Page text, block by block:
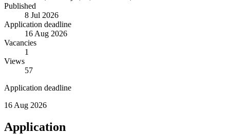
Published
8 Jul 2026
Application deadline
16 Aug 2026
Vacancies
1
Views
57
Application deadline
16 Aug 2026
Application